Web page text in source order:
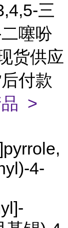
三
噻吩
货供应
付款
品 >
4-